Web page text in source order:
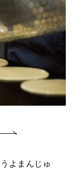
よまんじゅ